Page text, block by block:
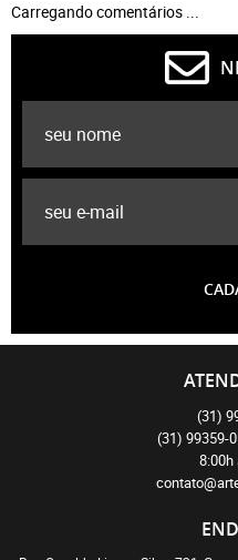
Carregando comentários ...
(31)
(31) 99359-
8:00h